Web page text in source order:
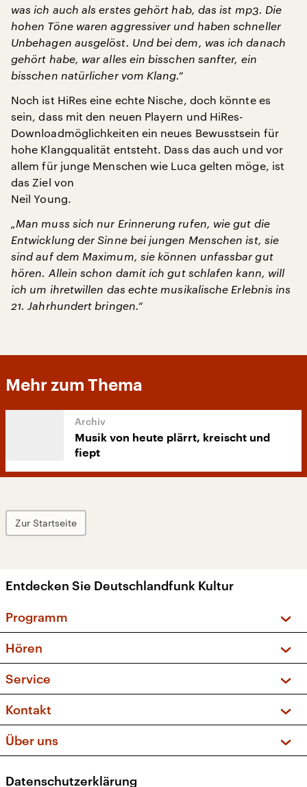
was ich auch als erstes gehört hab, das ist mp3. Die
hohen Töne waren aggressiver und haben schneller
Unbehagen ausgelöst. Und bei dem, was ich danach
gehört habe, war alles ein bisschen sanfter, ein
bisschen natürlicher vom Klang.“
Noch ist HiRes eine echte Nische, doch könnte es
sein, dass mit den neuen Playern und HiRes-
Downloadmöglichkeiten ein neues Bewusstsein für
hohe Klangqualität entsteht. Dass das auch und vor
allem für junge Menschen wie Luca gelten möge, ist
das Ziel von
Neil Young.
„Man muss sich nur Erinnerung rufen, wie gut die
Entwicklung der Sinne bei jungen Menschen ist, sie
sind auf dem Maximum, sie können unfassbar gut
hören. Allein schon damit ich gut schlafen kann, will
ich um ihretwillen das echte musikalische Erlebnis ins
21. Jahrhundert bringen.“
Mehr zum Thema
Musik von heute plärrt, kreischt und
fiept
Zur Startseite
Entdecken Sie Deutschlandfunk Kultur
Programm
Sendungen und Podcasts
Musikliste
Kakadu – Das Kinderprogramm
Hören
Frequenzen (UKW + DAB+)
Service
FAQ
Apps
Newsletter
Kontakt
Social Media
Über uns
Datenschutzerklärung